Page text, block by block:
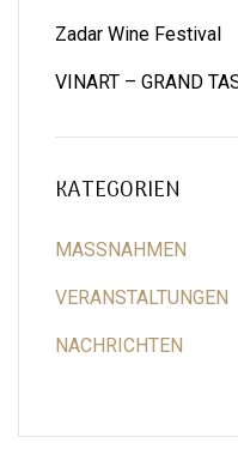
Zadar Wine Festival
VINART – GRAND
KATEGORIEN
MASSNAHMEN
VERANSTALTUNGEN
NACHRICHTEN